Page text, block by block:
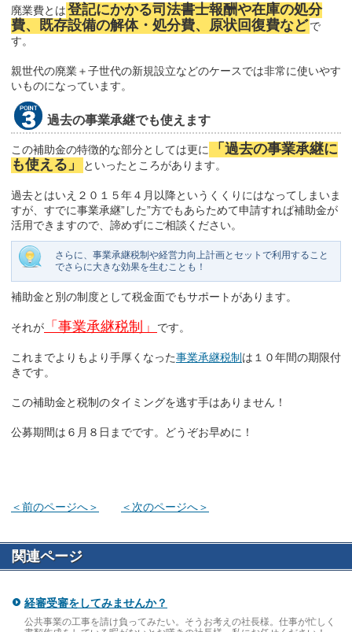
廃業費とは登記にかかる司法書士報酬や在庫の処分
費、既存設備の解体・処分費、原状回復費などで
す。
親世代の廃業＋子世代の新規設立などのケースでは非常に使いやす
いものになっています。
過去の事業承継でも使えます
この補助金の特徴的な部分としては更に
「過去の事業承継に
も使える」
といったところがあります。
過去とはいえ２０１５年４月以降というくくりにはなってしまいま
すが、すでに事業承継”した”方でもあらためて申請すれば補助金が
活用できますので、諦めずにご相談ください。
さらに、事業承継税制や経営力向上計画とセットで利用すること
でさらに大きな効果を生むことも！
補助金と別の制度として税金面でもサポートがあります。
それが 「事業承継税制」 です。
これまでよりもより手厚くなった事業承継税制 は１０年間の期限付
きです。
この補助金と税制のタイミングを逃す手はありません！
公募期間は６月８日までです。どうぞお早めに！
＜前のページへ＞ ＜次のページへ＞
関連ページ
経審受審をしてみませんか？
公共事業の工事を請け負ってみたい。そうお考えの社長様。仕事が忙しく